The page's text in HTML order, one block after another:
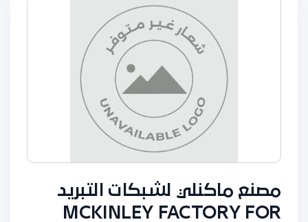
مصنع ماكنلي لشبكات التبريد
MCKINLEY FACTORY FOR